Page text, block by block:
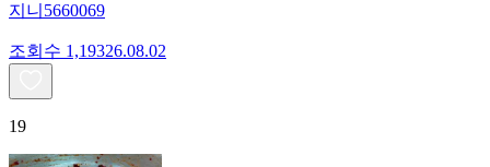
지니5660069
조회수 1,19326.08.02
19